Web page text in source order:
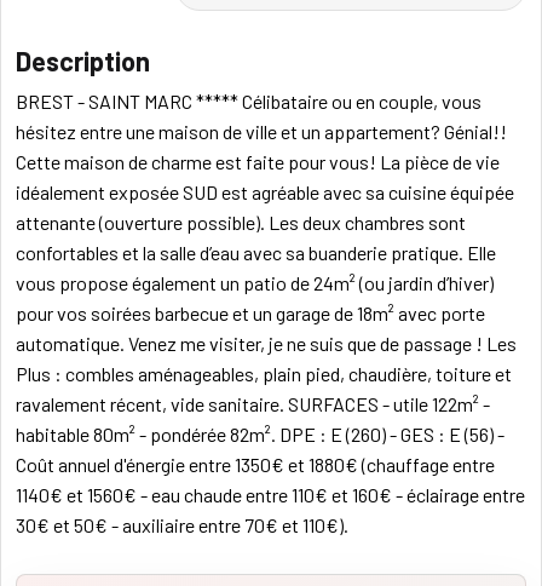
Description
BREST - SAINT MARC ***** Célibataire ou en couple, vous
hésitez entre une maison de ville et un appartement? Génial!!
Cette maison de charme est faite pour vous! La pièce de vie
idéalement exposée SUD est agréable avec sa cuisine équipée
attenante (ouverture possible). Les deux chambres sont
confortables et la salle d’eau avec sa buanderie pratique. Elle
vous propose également un patio de 24m² (ou jardin d’hiver)
pour vos soirées barbecue et un garage de 18m² avec porte
automatique. Venez me visiter, je ne suis que de passage ! Les
Plus : combles aménageables, plain pied, chaudière, toiture et
ravalement récent, vide sanitaire. SURFACES - utile 122m² -
habitable 80m² - pondérée 82m². DPE : E (260) - GES : E (56) -
Coût annuel d'énergie entre 1350€ et 1880€ (chauffage entre
1140€ et 1560€ - eau chaude entre 110€ et 160€ - éclairage entre
30€ et 50€ - auxiliaire entre 70€ et 110€).